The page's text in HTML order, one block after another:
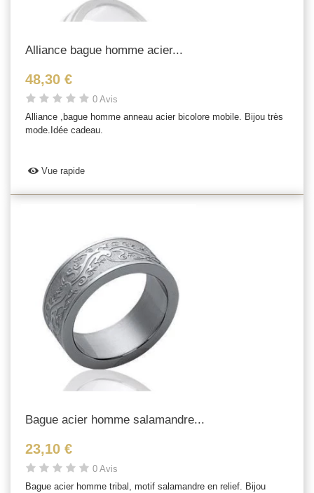
Alliance bague homme acier...
48,30 €
0 Avis
Alliance ,bague homme anneau acier bicolore mobile. Bijou très
mode.Idée cadeau.
Vue rapide
Bague acier homme salamandre...
23,10 €
0 Avis
Bague acier homme tribal, motif salamandre en relief. Bijou